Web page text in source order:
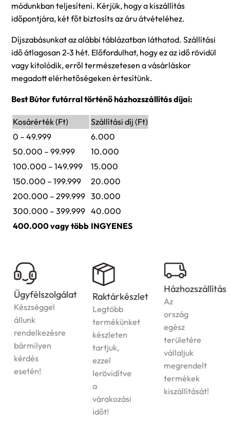
módunkban teljesíteni. Kérjük, hogy a kiszállítás
időpontjára, két főt biztosíts az áru átvételéhez.
Díjszabásunkat az alábbi táblázatban láthatod. Szállítási
idő átlagosan 2-3 hét. Előfordulhat, hogy ez az idő rövidül
vagy kitolódik, erről természetesen a vásárláskor
megadott elérhetőségeken értesítünk.
Best Bútor futárral történő házhozszállítás díjai:
Kosárérték (Ft)
Szállítási díj (Ft)
0 – 49.999
6.000
50.000 – 99.999
10.000
100.000 – 149.999
15.000
150.000 – 199.999
20.000
200.000 – 299.999 30.000
300.000 – 399.999 40.000
400.000 vagy több INGYENES
Ügyfélszolgálat
Készséggel
állunk
rendelkezésre
bármilyen
kérdés
esetén!
Raktárkészlet
Legtöbb
termékünket
készleten
tartjuk,
ezzel
lerövidítve
a
várakozási
időt!
Házhozszállítás
Az
ország
egész
területére
vállaljuk
megrendelt
termékek
kiszállítását!